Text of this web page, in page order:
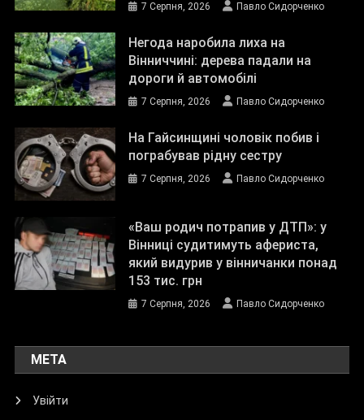
7 Серпня, 2026 Павло Сидорченко
Негода наробила лиха на
Вінниччині: дерева падали на
дороги й автомобілі
7 Серпня, 2026 Павло Сидорченко
На Гайсинщині чоловік побив і
пограбував рідну сестру
7 Серпня, 2026 Павло Сидорченко
«Ваш родич потрапив у ДТП»: у
Вінниці судитимуть афериста,
який видурив у вінничанки понад
153 тис. грн
7 Серпня, 2026 Павло Сидорченко
МЕТА
Увійти